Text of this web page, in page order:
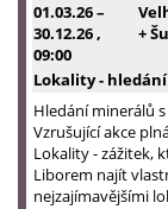
01.03.26–
30.12.26,
09:00
+
Lokality -
Hledání minerálů
Vzrušující akce
Lokality - zážitek,
Liborem najít
nejzajímavějšími